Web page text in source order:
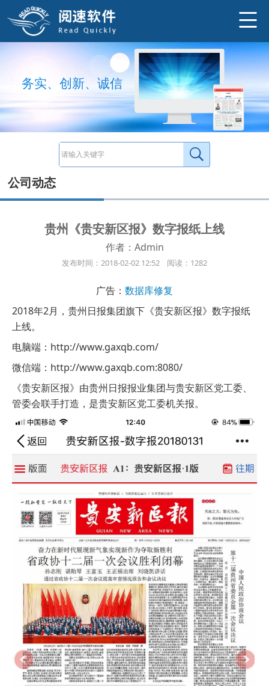
务实、 创新、 诚信
公司动态
贵州《贵安新区报》数字报纸上线
作者：Admin
发布时间：2018-02-02 12:52 阅读：1282
广告： 数据库修复
2018年2月，贵州日报集团旗下《贵安新区报》数字报纸
上线。
电脑端：http://www.gaxqb.com/
微信端：http://www.gaxqb.com:8080/
《贵安新区报》由贵州日报报业集团与贵安新区党工委、
管委会联手打造，是贵安新区党工委机关报。